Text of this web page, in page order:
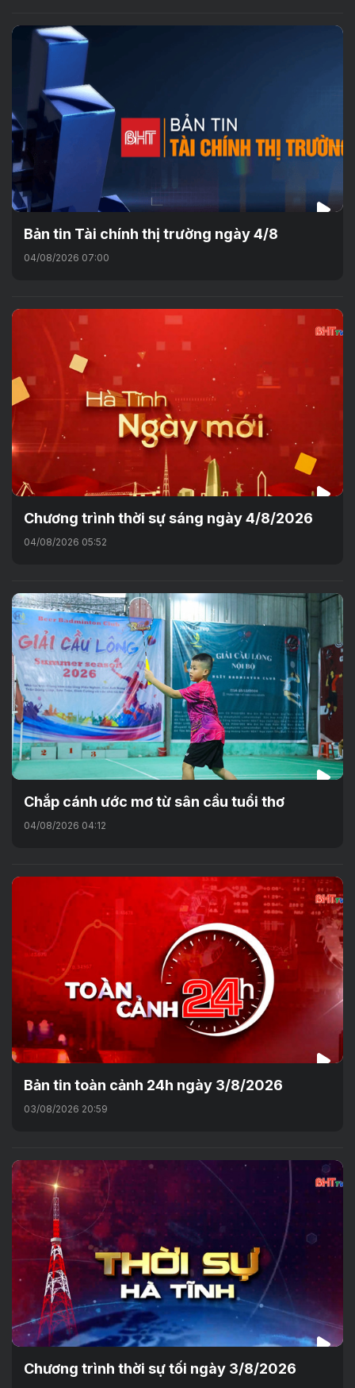
Bản tin Tài chính thị trường ngày 4/8
04/08/2026 07:00
Chương trình thời sự sáng ngày 4/8/2026
04/08/2026 05:52
Chắp cánh ước mơ từ sân cầu tuổi thơ
04/08/2026 04:12
Bản tin toàn cảnh 24h ngày 3/8/2026
03/08/2026 20:59
Chương trình thời sự tối ngày 3/8/2026